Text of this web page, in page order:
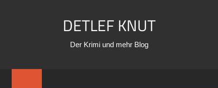
DETLEF KNUT
Der Krimi und mehr Blog